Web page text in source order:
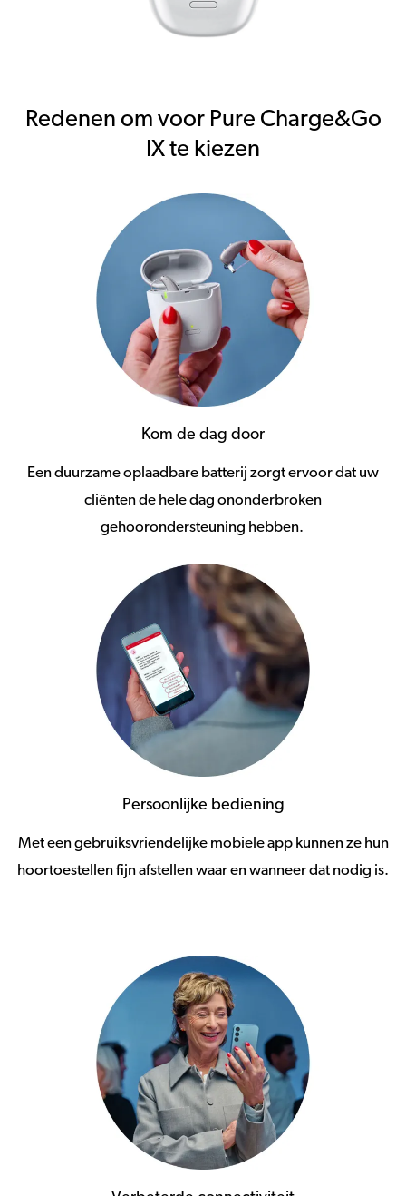
Redenen om voor Pure Charge&Go
IX te kiezen
Kom de dag door
Een duurzame oplaadbare batterij zorgt ervoor dat uw
cliënten de hele dag ononderbroken
gehoorondersteuning hebben.
Persoonlijke bediening
Met een gebruiksvriendelijke mobiele app kunnen ze hun
hoortoestellen fijn afstellen waar en wanneer dat nodig is.